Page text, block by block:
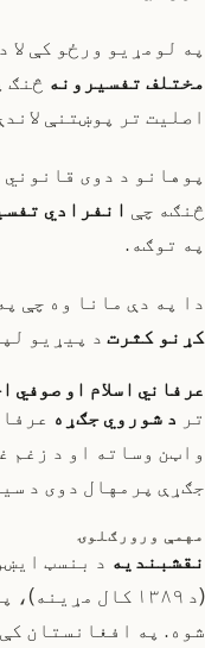
په لومړیو ورځو کې
مختلف تفسیرونه څنګ
اصلیت تر پوښتنې
پوهانو د دوی
څنګه چې انفرادي
په توګه.
دا په دې مانا وه چې
کړنو کثرت د پیړیو
عرفاني اسلام او صوفي
تر د شوروي جګړه
واټن وساته او د زغم
جګړې پرمهال دوی د
مهمې ورورګلوۍ
نقشبندیه د بنسټ
(د ۱۳۸۹ کال
شوه. په افغانستان